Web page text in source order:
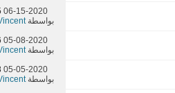
06-15-2020
بواسطة
05-08-2020
بواسطة
05-05-2020
بواسطة